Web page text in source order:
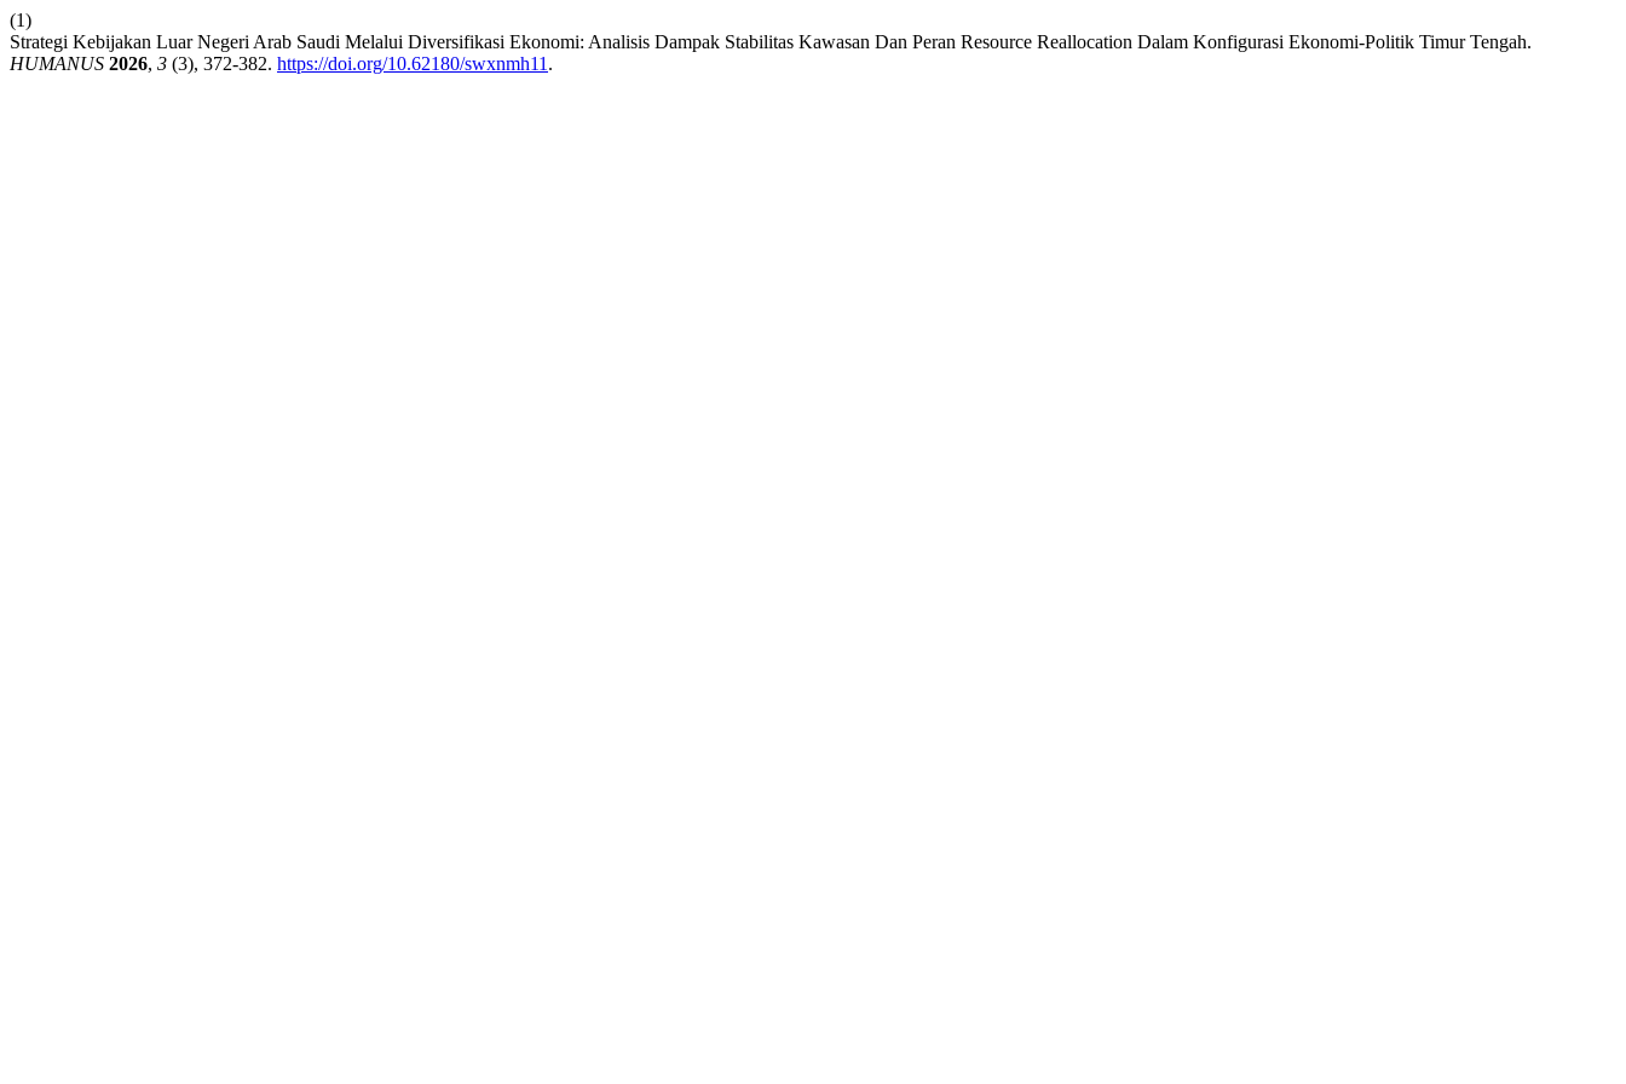
(1)
Strategi Kebijakan Luar Negeri Arab Saudi Melalui Diversifikasi Ekonomi: Analisis Dampak Stabilitas Kawasan Dan Peran Resource Reallocation Dalam Konfigurasi Ekonomi-Politik Timur Tengah.
HUMANUS 2026, 3 (3), 372-382. https://doi.org/10.62180/swxnmh11 .